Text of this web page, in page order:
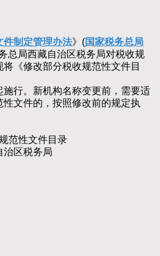
件制定管理办法》(国家税务总局
总局西藏自治区税务局对税收规
《修改部分税收规范性文件目
行。新机构名称变更前，需要适
文件的，按照修改前的规定执
范性文件目录
区税务局